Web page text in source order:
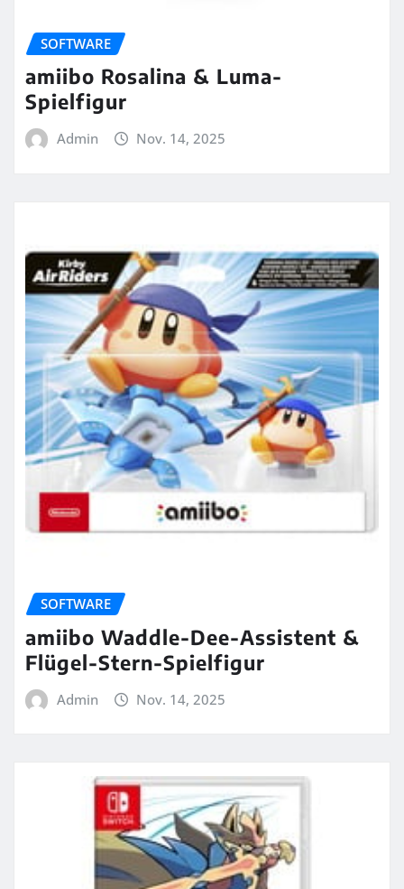
SOFTWARE
amiibo Rosalina & Luma-
Spielfigur
Admin Nov. 14, 2025
SOFTWARE
amiibo Waddle-Dee-Assistent &
Flügel-Stern-Spielfigur
Admin Nov. 14, 2025